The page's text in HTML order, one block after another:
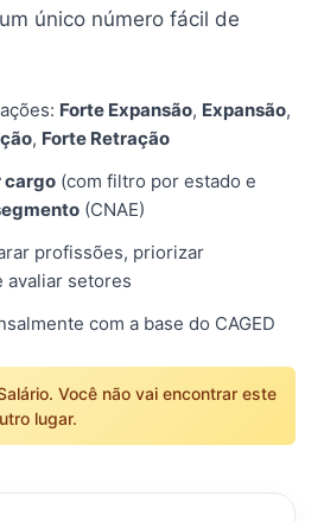
único número fácil de
Forte Expansão, Expansão,
, Forte Retração
cargo (com filtro por estado e
(CNAE)
profissões, priorizar
avaliar setores
com a base do CAGED
Você não vai encontrar este
lugar.